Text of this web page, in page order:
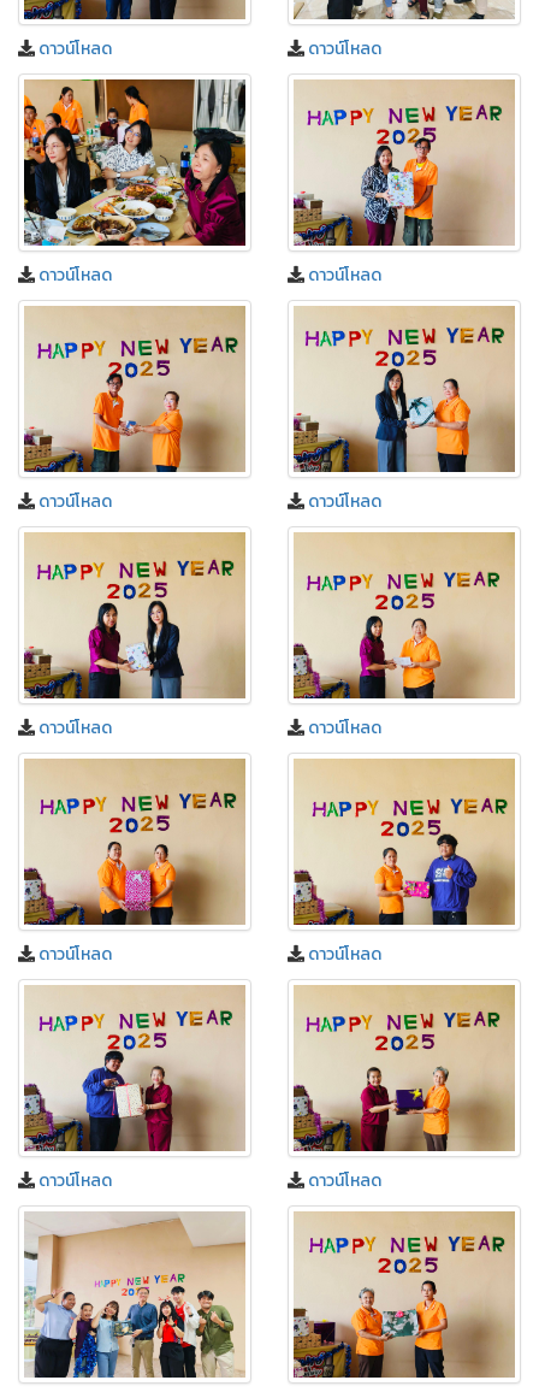
ดาวน์โหลด ดาวน์โหลด
ดาวน์โหลด ดาวน์โหลด
ดาวน์โหลด ดาวน์โหลด
ดาวน์โหลด ดาวน์โหลด
ดาวน์โหลด ดาวน์โหลด
ดาวน์โหลด ดาวน์โหลด